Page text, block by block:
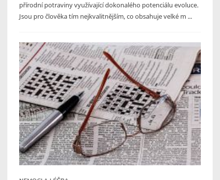
přírodní potraviny využívající dokonalého potenciálu evoluce.
Jsou pro člověka tím nejkvalitnějším, co obsahuje velké m ...